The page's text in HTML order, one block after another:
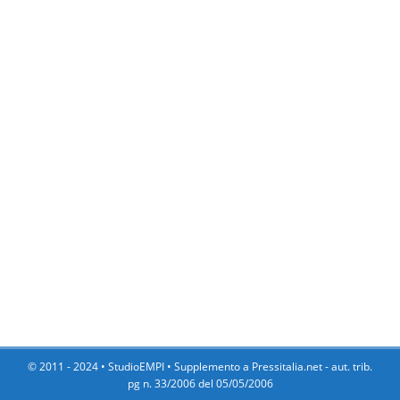
© 2011 - 2024 • StudioEMPI • Supplemento a Pressitalia.net - aut. trib.
pg n. 33/2006 del 05/05/2006